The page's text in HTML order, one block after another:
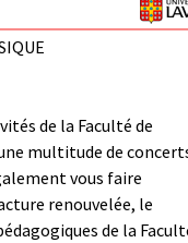
de la Faculté de
multitude de
vous faire
renouvelée, le
de la